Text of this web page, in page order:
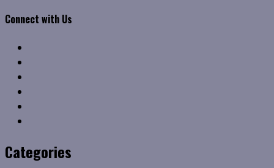
Connect with Us
Categories